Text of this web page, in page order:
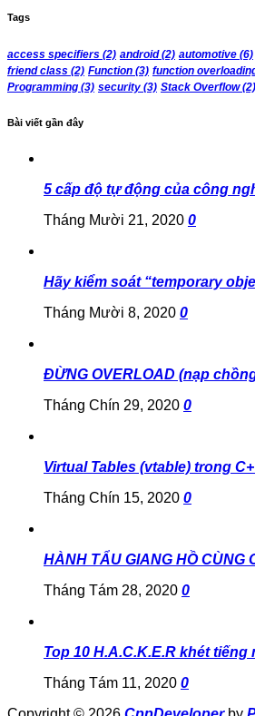
Tags
access specifiers (2) android(2) automotive (6)
friend class (2) Function (3) function
Programming (3) security (3) Stack Overflow(2)
Bài viết gần đây
5 cấp độ tự động của công
Tháng Mười 21, 2020 0
Hãy kiểm soát “temporary
Tháng Mười 8, 2020 0
ĐỪNG OVERLOAD (nạp
Tháng Chín 29, 2020 0
Virtual Tables (vtable) trong
Tháng Chín 15, 2020 0
HÀNH TẨU GIANG HỒ CÙNG
Tháng Tám 28, 2020 0
Top 10 H.A.C.K.E.R khét
Tháng Tám 11, 2020 0